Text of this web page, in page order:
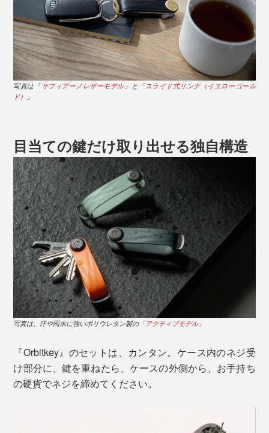
写真は「サフィアーノレザーモデル」と「スライド式リング（イエローゴール
ド）
」
目当ての鍵だけ取り出せる独自構造
写真は、汗や雨水に強いポリウレタン製の「アクティブモデル」
『Orbitkey』のセットは、カンタン。ケース内のネジ受
け部分に、鍵を重ねたら、ケースの外側から、お手持ち
の硬貨でネジを締めてください。